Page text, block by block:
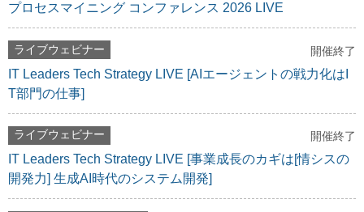
プロセスマイニング コンファレンス 2026 LIVE
ライブウェビナー 開催終了
IT Leaders Tech Strategy LIVE [AIエージェントの戦力化はI
T部門の仕事]
ライブウェビナー 開催終了
IT Leaders Tech Strategy LIVE [事業成長のカギは[情シスの
開発力] 生成AI時代のシステム開発]